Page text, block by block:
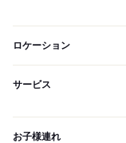
ロケーション
サービス
お子様連れ